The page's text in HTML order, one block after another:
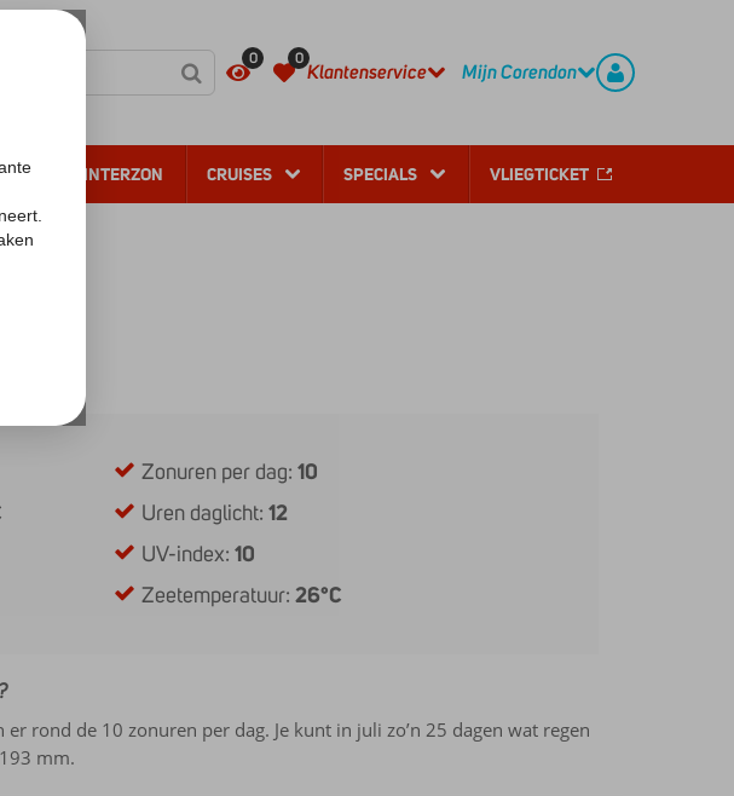
0 0
Klantenservice Mijn Corendon
WINTERZON CRUISES SPECIALS VLIEGTICKET
Zonuren per dag:10
Uren daglicht:12
UV-index:10
Zeetemperatuur:26°C
rond de 10 zonuren per dag. Je kunt in juli zo’n 25 dagen wat regen
mm.